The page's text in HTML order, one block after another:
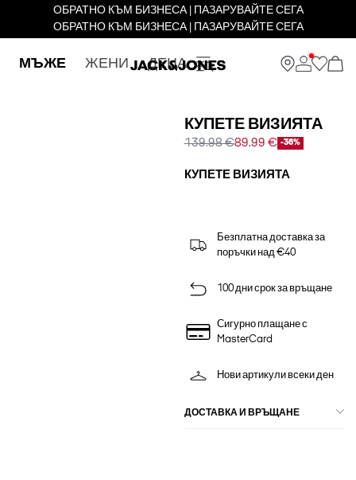
ОБРАТНО КЪМ БИЗНЕСА | ПАЗАРУВАЙТЕ СЕГА
ОБРАТНО КЪМ БИЗНЕСА | ПАЗАРУВАЙТЕ СЕГА
МЪЖЕ ЖЕНИ ДЕЦА
КУПЕТЕ ВИЗИЯТА
139.98 €89.99 € -36%
КУПЕТЕ ВИЗИЯТА
Безплатна доставка за
поръчки над €40
100 дни срок за връщане
Сигурно плащане с
MasterCard
Нови артикули всеки ден
ДОСТАВКА И ВРЪЩАНЕ